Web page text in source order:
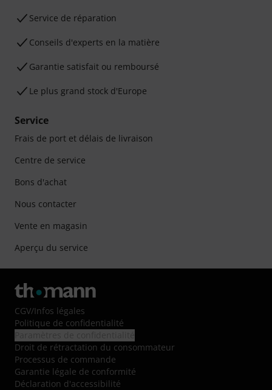
Service de réparation
Conseils d'experts en la matière
Garantie satisfait ou remboursé
Le plus grand stock d'Europe
Service
Frais de port et délais de livraison
Centre de service
Bons d'achat
Nous contacter
Vente en magasin
Aperçu du service
CGV/Infos légales
Politique de confidentialité
Droit de rétractation du consommateur
Processus de commande
Garantie légale de conformité
Déclaration d'accessibilité